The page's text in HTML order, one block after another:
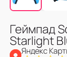
Геймпад
Starlight
Яндекс